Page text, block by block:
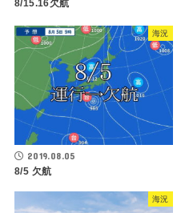
8/15.16欠航
海況
2019.08.05
8/5 欠航
海況